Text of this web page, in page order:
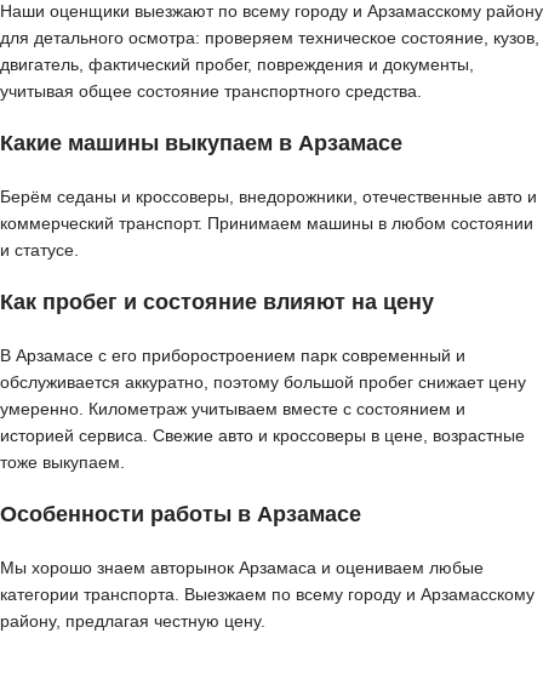
Наши оценщики выезжают по всему городу и Арзамасскому району
для детального осмотра: проверяем техническое состояние, кузов,
двигатель, фактический пробег, повреждения и документы,
учитывая общее состояние транспортного средства.
Какие машины выкупаем в Арзамасе
Берём седаны и кроссоверы, внедорожники, отечественные авто и
коммерческий транспорт. Принимаем машины в любом состоянии
и статусе.
Как пробег и состояние влияют на цену
В Арзамасе с его приборостроением парк современный и
обслуживается аккуратно, поэтому большой пробег снижает цену
умеренно. Километраж учитываем вместе с состоянием и
историей сервиса. Свежие авто и кроссоверы в цене, возрастные
тоже выкупаем.
Особенности работы в Арзамасе
Мы хорошо знаем авторынок Арзамаса и оцениваем любые
категории транспорта. Выезжаем по всему городу и Арзамасскому
району, предлагая честную цену.